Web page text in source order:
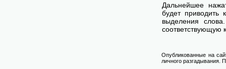
Дальнейшее
будет приводить
выделения
соответствующую
Опубликованные на
личного разгадывания.